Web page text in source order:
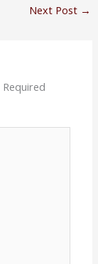
Next Post →
Required